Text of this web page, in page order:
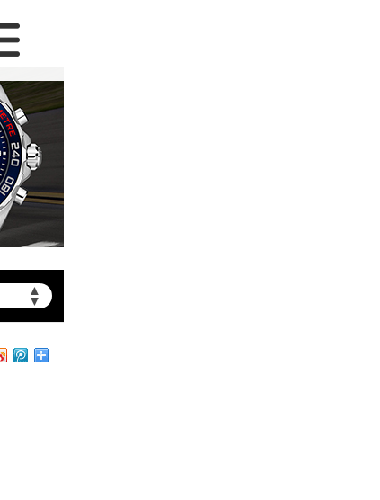
▲
▼
北京市朝阳区建国门外大街甲6号华熙国际中心写字楼D座11层1102室（需提前预约）